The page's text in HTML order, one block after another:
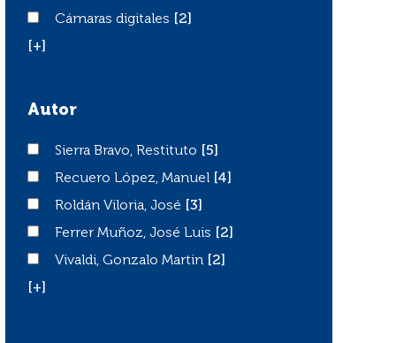
Cámaras digitales
Cámaras digitales
[2]
[+]
Autor
Sierra Bravo, Restituto
Sierra Bravo, Restituto
[5]
Recuero López, Manuel
Recuero López, Manuel
[4]
Roldán Viloria, José
Roldán Viloria, José
[3]
Ferrer Muñoz, José Luis
Ferrer Muñoz, José Luis
[2]
Vivaldi, Gonzalo Martin
Vivaldi, Gonzalo Martin
[2]
[+]